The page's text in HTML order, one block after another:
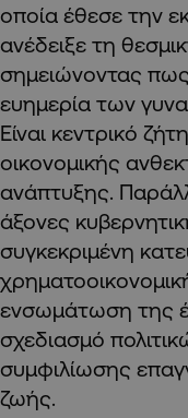
οποία έθεσε την
ανέδειξε τη
σημειώνοντας
ευημερία των
Είναι κεντρικό
οικονομικής
ανάπτυξης.
άξονες
συγκεκριμένη
ενσωμάτωση της
σχεδιασμό
συμφιλίωσης
ζωής.